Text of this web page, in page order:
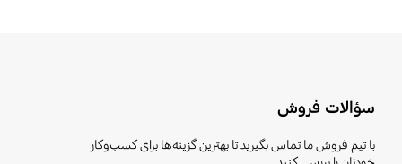
سؤالات فروش
با تیم فروش ما تماس بگیرید تا بهترین گزینه‌ها برای کسب‌وکار